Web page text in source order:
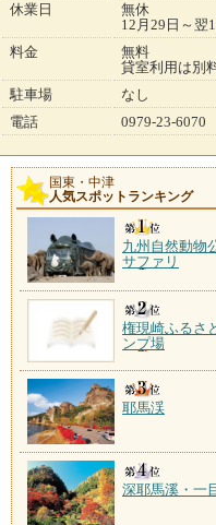
休業日
無休
12月29日～翌
料金
無料
貸室利用は別
駐車場
なし
電話
0979-23-6070
国東・中津
人気スポットランキング
九州自然動物
サファリ
権現崎ふるさ
ンプ場
耶馬渓
深耶馬溪・一